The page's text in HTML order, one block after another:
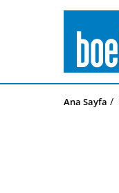
Ana Sayfa